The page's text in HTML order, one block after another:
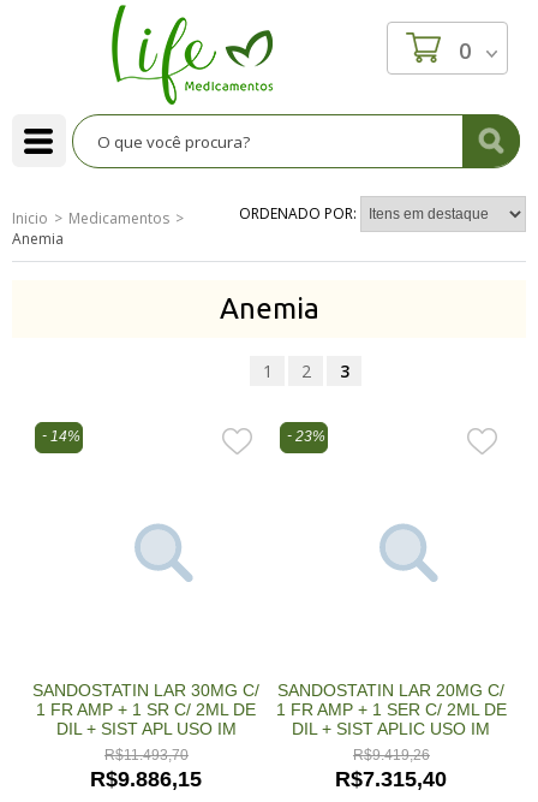
0
ORDENADO POR:
Inicio
Medicamentos
Anemia
Anemia
1 2 3
14%
SANDOSTATIN LAR 30MG C/
1 FR AMP + 1 SR C/ 2ML DE
DIL + SIST APL USO IM
R$11.493,70
R$9.886,15
23%
SANDOSTATIN LAR 20MG C/
1 FR AMP + 1 SER C/ 2ML DE
DIL + SIST APLIC USO IM
R$9.419,26
R$7.315,40